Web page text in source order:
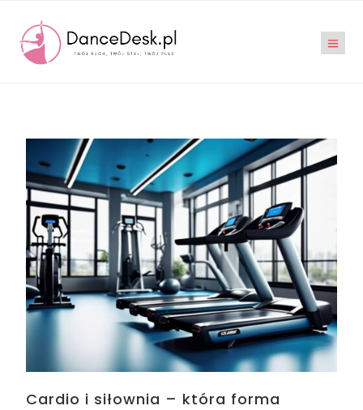
Cardio i siłownia – która forma